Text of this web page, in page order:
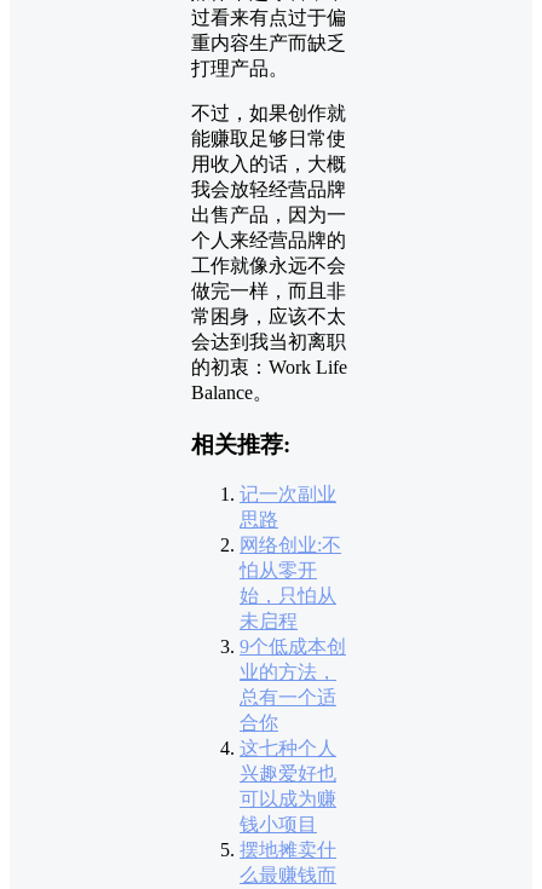
过看来有点过于偏
重内容生产而缺乏
打理产品。
不过，如果创作就
能赚取足够日常使
用收入的话，大概
我会放轻经营品牌
出售产品，因为一
个人来经营品牌的
工作就像永远不会
做完一样，而且非
常困身，应该不太
会达到我当初离职
的初衷：Work Life
Balance。
相关推荐:
记一次副业
思路
网络创业:不
怕从零开
始，只怕从
未启程
9个低成本创
业的方法，
总有一个适
合你
这七种个人
兴趣爱好也
可以成为赚
钱小项目
摆地摊卖什
么最赚钱而